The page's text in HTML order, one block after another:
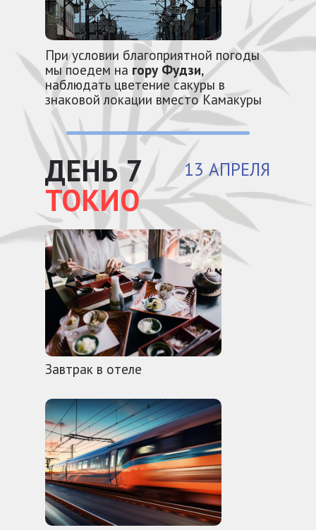
Завтрак в отеле
ДЕНЬ 7
ТОКИО
13 АПРЕЛЯ
При условии благоприятной погоды
мы поедем на гору Фудзи,
наблюдать цветение сакуры в
знаковой локации вместо Камакуры